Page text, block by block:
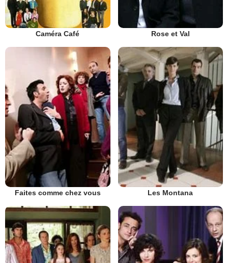
Caméra Café Rose et Val
Faites comme chez vous Les Montana